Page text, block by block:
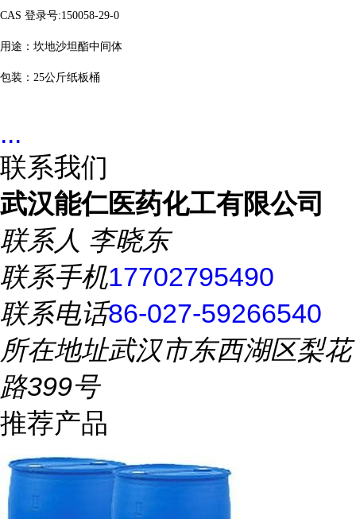
CAS 登录号:150058-29-0
用途：坎地沙坦酯中间体
包装： 25公斤纸板桶
...
联系我们
武汉能仁医药化工有限公司
联系人 李晓东
联系手机17702795490
联系电话86-027-59266540
所在地址武汉市东西湖区梨花
路399号
推荐产品